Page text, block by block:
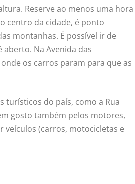
Reserve ao menos uma hora
centro da cidade, é ponto
montanhas. É possível ir de
Na Avenida das
os carros param para que as
do país, como a Rua
gosto também pelos motores,
veículos (carros, motocicletas e